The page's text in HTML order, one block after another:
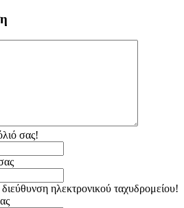
σας!
ηλεκτρονικού ταχυδρομείου!